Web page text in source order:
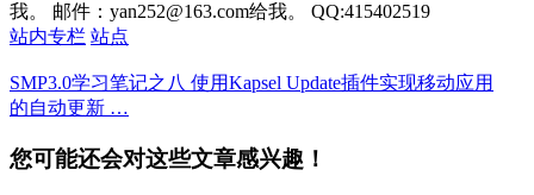
我。 邮件：yan252@163.com给我。 QQ:415402519
站内专栏 站点
SMP3.0学习笔记之八 使用Kapsel Update插件实现移动应用
的自动更新 …
您可能还会对这些文章感兴趣！